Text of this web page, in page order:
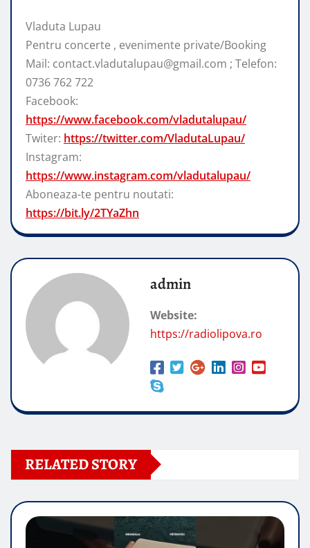
Vladuta Lupau
Pentru concerte , evenimente private/Booking
Mail: contact.vladutalupau@gmail.com ; Telefon:
0736 762 722
Facebook:
https://www.facebook.com/vladutalupau/
Twiter: https://twitter.com/VladutaLupau/
Instagram:
https://www.instagram.com/vladutalupau/
Aboneaza-te pentru noutati:
https://bit.ly/2TYaZhn
admin
Website:
https://radiolipova.ro
RELATED STORY